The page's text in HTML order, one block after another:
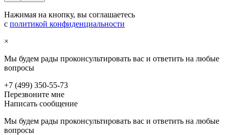
Нажимая на кнопку, вы соглашаетесь
с политикой конфиденциальности
×
Мы будем рады проконсультировать вас и ответить на любые
вопросы
+7 (499) 350-55-73
Перезвоните мне
Написать сообщение
Мы будем рады проконсультировать вас и ответить на любые
вопросы